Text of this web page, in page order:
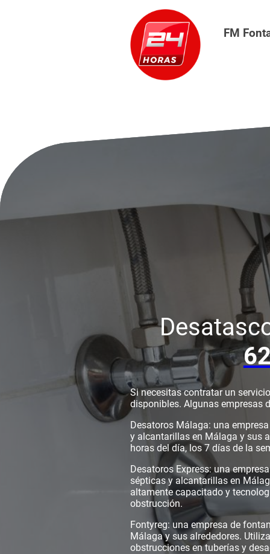
FM
Si necesitas contratar un
disponibles. Algunas empresas
Desatoros Málaga: una
y alcantarillas en Málaga y sus
horas del día, los 7 días de la
Desatoros Express: una
sépticas y alcantarillas en
altamente capacitado y
obstrucción.
Fontyreg: una empresa de
Málaga y sus alrededores.
obstrucciones en tuberías y